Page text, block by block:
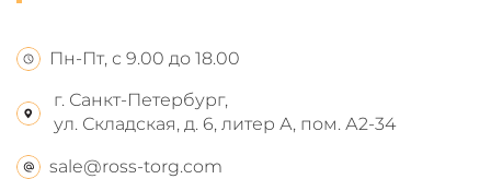
Пн-Пт, с 9.00 до 18.00
г. Санкт-Петербург,
ул. Складская, д. 6, литер А, пом. А2-34
sale@ross-torg.com